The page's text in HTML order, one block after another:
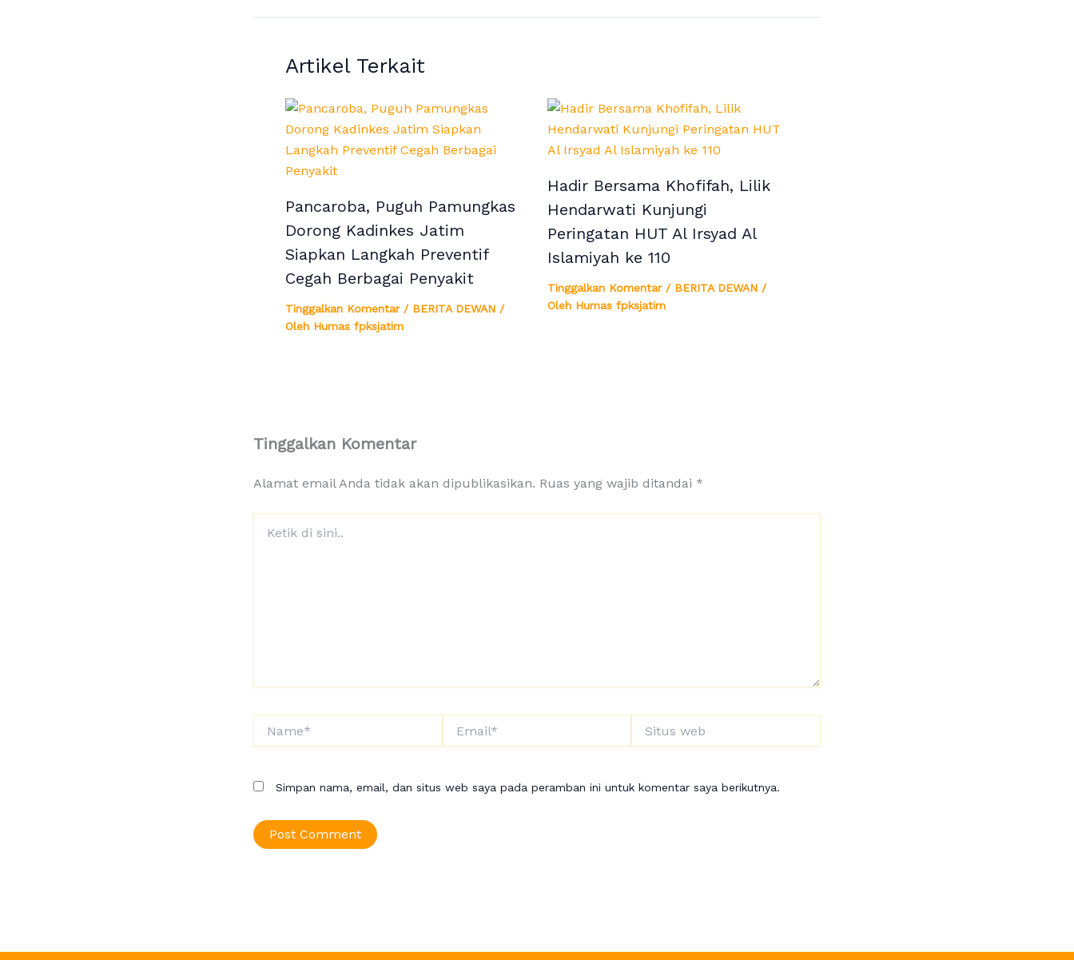
Artikel Terkait
Pancaroba, Puguh Pamungkas
Dorong Kadinkes Jatim
Siapkan Langkah Preventif
Cegah Berbagai Penyakit
Tinggalkan Komentar / BERITA DEWAN /
Oleh Humas fpksjatim
Hadir Bersama Khofifah, Lilik
Hendarwati Kunjungi
Peringatan HUT Al Irsyad Al
Islamiyah ke 110
Tinggalkan Komentar / BERITA DEWAN/
Oleh Humas fpksjatim
Tinggalkan Komentar
Alamat email Anda tidak akan dipublikasikan. Ruas yang wajib ditandai *
web
Simpan nama, email, dan situs web saya pada peramban ini untuk komentar saya berikutnya.